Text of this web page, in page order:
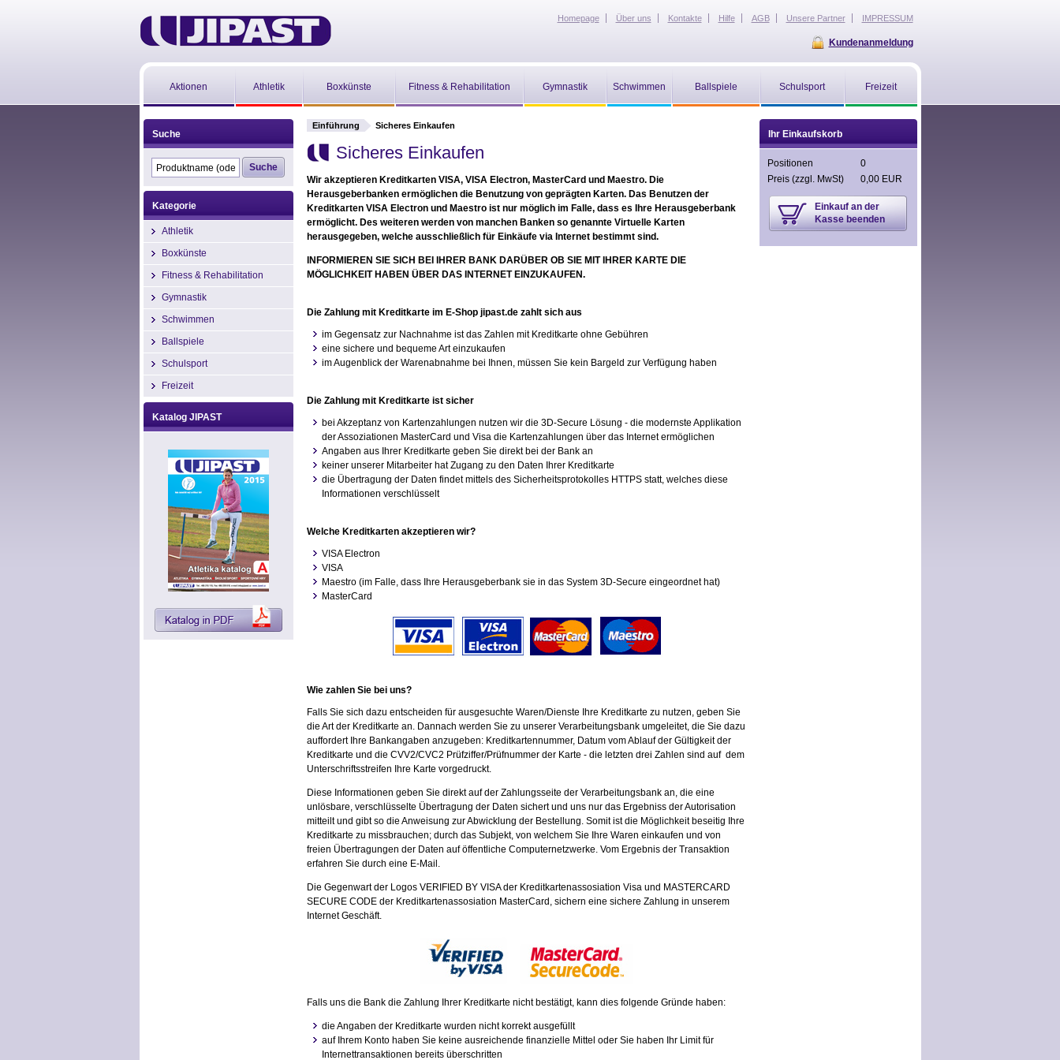
Homepage Über uns Kontakte Hilfe AGB Unsere Partner IMPRESSUM
Aktionen Athletik Boxkünste Fitness & Rehabilitation Gymnastik Schwimmen Ballspiele Schulsport Freizeit
Kundenanmeldung
Einführung Sicheres Einkaufen
Sicheres Einkaufen
Wir akzeptieren Kreditkarten VISA, VISA Electron, MasterCard und Maestro. Die
Herausgeberbanken ermöglichen die Benutzung von geprägten Karten. Das Benutzen der
Kreditkarten VISA Electron und Maestro ist nur möglich im Falle, dass es Ihre Herausgeberbank
ermöglicht. Des weiteren werden von manchen Banken so genannte Virtuelle Karten
herausgegeben, welche ausschließlich für Einkäufe via Internet bestimmt sind.
INFORMIEREN SIE SICH BEI IHRER BANK DARÜBER OB SIE MIT IHRER KARTE DIE
MÖGLICHKEIT HABEN ÜBER DAS INTERNET EINZUKAUFEN.
Die Zahlung mit Kreditkarte im E-Shop jipast.de zahlt sich aus
im Gegensatz zur Nachnahme ist das Zahlen mit Kreditkarte ohne Gebühren
eine sichere und bequeme Art einzukaufen
im Augenblick der Warenabnahme bei Ihnen, müssen Sie kein Bargeld zur Verfügung haben
Die Zahlung mit Kreditkarte ist sicher
bei Akzeptanz von Kartenzahlungen nutzen wir die 3D-Secure Lösung - die modernste Applikation
der Assoziationen MasterCard und Visa die Kartenzahlungen über das Internet ermöglichen
Angaben aus Ihrer Kreditkarte geben Sie direkt bei der Bank an
keiner unserer Mitarbeiter hat Zugang zu den Daten Ihrer Kreditkarte
die Übertragung der Daten findet mittels des Sicherheitsprotokolles HTTPS statt, welches diese
Informationen verschlüsselt
Welche Kreditkarten akzeptieren wir?
VISA Electron
VISA
Maestro (im Falle, dass Ihre Herausgeberbank sie in das System 3D-Secure eingeordnet hat)
MasterCard
Wie zahlen Sie bei uns?
Falls Sie sich dazu entscheiden für ausgesuchte Waren/Dienste Ihre Kreditkarte zu nutzen, geben Sie
die Art der Kreditkarte an. Dannach werden Sie zu unserer Verarbeitungsbank umgeleitet, die Sie dazu
auffordert Ihre Bankangaben anzugeben: Kreditkartennummer, Datum vom Ablauf der Gültigkeit der
Kreditkarte und die CVV2/CVC2 Prüfziffer/Prüfnummer der Karte - die letzten drei Zahlen sind auf dem
Unterschriftsstreifen Ihre Karte vorgedruckt.
Diese Informationen geben Sie direkt auf der Zahlungsseite der Verarbeitungsbank an, die eine
unlösbare, verschlüsselte Übertragung der Daten sichert und uns nur das Ergebniss der Autorisation
mitteilt und gibt so die Anweisung zur Abwicklung der Bestellung. Somit ist die Möglichkeit beseitig Ihre
Kreditkarte zu missbrauchen; durch das Subjekt, von welchem Sie Ihre Waren einkaufen und von
freien Übertragungen der Daten auf öffentliche Computernetzwerke. Vom Ergebnis der Transaktion
erfahren Sie durch eine E-Mail.
Die Gegenwart der Logos VERIFIED BY VISA der Kreditkartenassosiation Visa und MASTERCARD
SECURE CODE der Kreditkartenassosiation MasterCard, sichern eine sichere Zahlung in unserem
Internet Geschäft.
Falls uns die Bank die Zahlung Ihrer Kreditkarte nicht bestätigt, kann dies folgende Gründe haben:
die Angaben der Kreditkarte wurden nicht korrekt ausgefüllt
auf Ihrem Konto haben Sie keine ausreichende finanzielle Mittel oder Sie haben Ihr Limit für
Internettransaktionen bereits überschritten
Ihr Einkaufskorb
Positionen
0
Preis (zzgl. MwSt) 0,00 EUR
Einkauf an der
Kasse beenden
Suche
Kategorie
Athletik
Boxkünste
Fitness & Rehabilitation
Gymnastik
Schwimmen
Ballspiele
Schulsport
Freizeit
Katalog JIPAST